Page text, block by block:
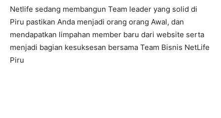
Netlife sedang membangun Team leader yang solid di
Piru pastikan Anda menjadi orang orang Awal, dan
mendapatkan limpahan member baru dari website serta
menjadi bagian kesuksesan bersama Team Bisnis NetLife
Piru